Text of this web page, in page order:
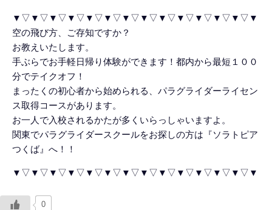
▼▽▼▽▼▽▼▽▼▽▼▽▼▽▼▽▼▽▼▽▼▽▼▽▼▽▼
空の飛び方、ご存知ですか？
お教えいたします。
手ぶらでお手軽日帰り体験ができます！都内から最短１００
分でテイクオフ！
まったくの初心者から始められる、パラグライダーライセン
ス取得コースがあります。
お一人で入校されるかたが多くいらっしゃいますよ。
関東でパラグライダースクールをお探しの方は『ソラトピア
つくば』へ！！
▼▽▼▽▼▽▼▽▼▽▼▽▼▽▼▽▼▽▼▽▼▽▼▽▼▽▼
0